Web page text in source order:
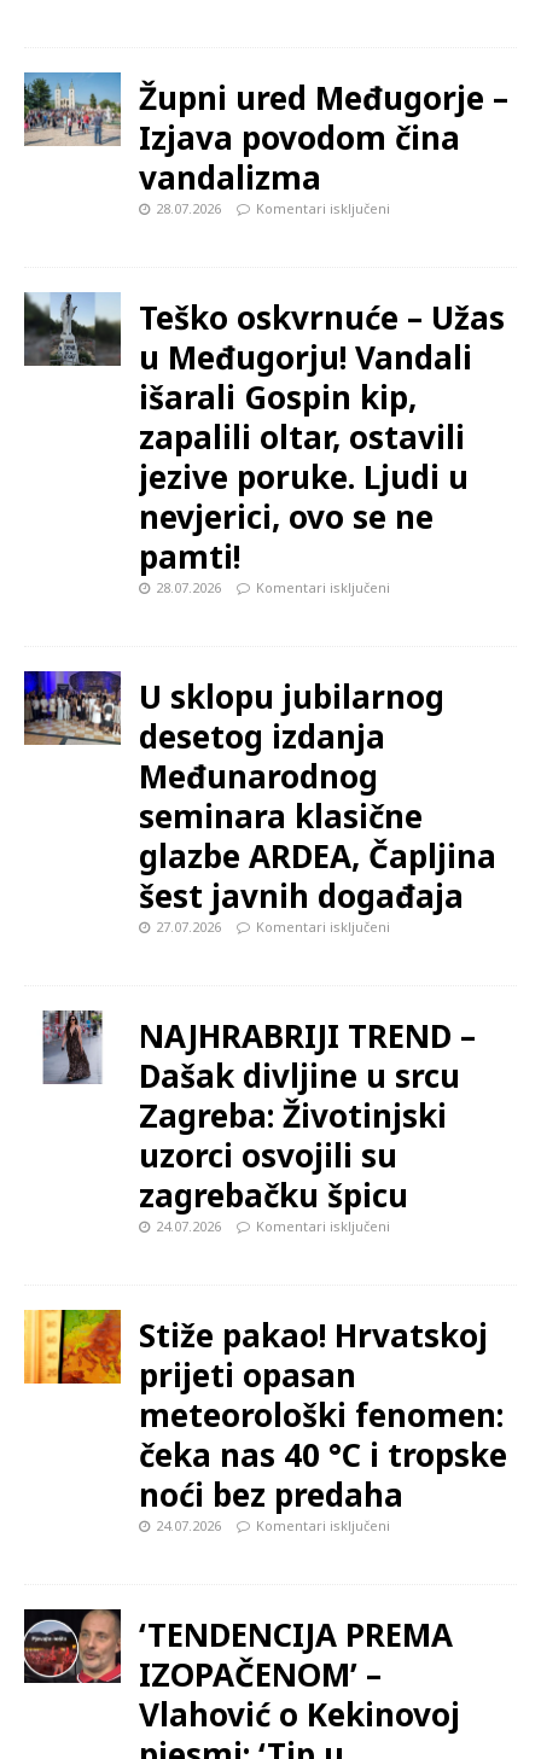
Župni ured Međugorje –
Izjava povodom čina
vandalizma
28.07.2026 Komentari isključeni
Teško oskvrnuće – Užas
u Međugorju! Vandali
išarali Gospin kip,
zapalili oltar, ostavili
jezive poruke. Ljudi u
nevjerici, ovo se ne
pamti!
28.07.2026 Komentari isključeni
U sklopu jubilarnog
desetog izdanja
Međunarodnog
seminara klasične
glazbe ARDEA, Čapljina
šest javnih događaja
27.07.2026 Komentari isključeni
NAJHRABRIJI TREND –
Dašak divljine u srcu
Zagreba: Životinjski
uzorci osvojili su
zagrebačku špicu
24.07.2026 Komentari isključeni
Stiže pakao! Hrvatskoj
prijeti opasan
meteorološki fenomen:
čeka nas 40 °C i tropske
noći bez predaha
24.07.2026 Komentari isključeni
‘TENDENCIJA PREMA
IZOPAČENOM’ –
Vlahović o Kekinovoj